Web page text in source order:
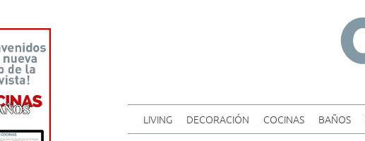
LIVING DECORACIÓN COCINAS BAÑOS